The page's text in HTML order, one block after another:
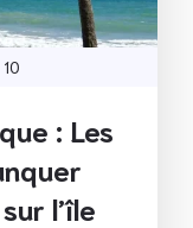
10
: Les
l’île